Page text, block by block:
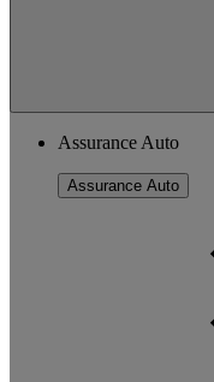
Assurance Auto
Assurance Auto